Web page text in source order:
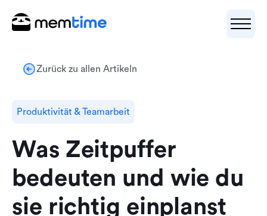
Zurück zu allen Artikeln
Produktivität & Teamarbeit
Was Zeitpuffer
bedeuten und wie du
sie richtig einplanst